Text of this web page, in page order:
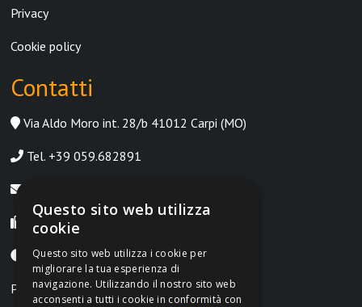
Privacy
Cookie policy
Contatti
Via Aldo Moro int. 28/b 41012 Carpi (MO)
Tel. +39 059.682891
Fax +39 059.8397669
Lunedì-Venerdì, 9:00-12:30 | 14:30-18:30
P.IVA IT02962690364
Questo sito web utilizza
cookie
Questo sito web utilizza i cookie per
migliorare la tua esperienza di
navigazione. Utilizzando il nostro sito web
acconsenti a tutti i cookie in conformità con